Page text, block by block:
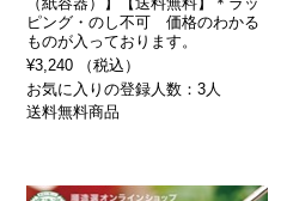
ピング・のし不可 価格のわかる
ものが入っております。
¥3,240 （税込）
お気に入りの登録人数：3人
送料無料商品